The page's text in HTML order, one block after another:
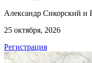
Александр Сикорский и
25 октября, 2026
Регистрация